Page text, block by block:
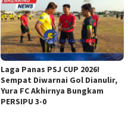
Laga Panas PSJ CUP 2026!
Sempat Diwarnai Gol Dianulir,
Yura FC Akhirnya Bungkam
PERSIPU 3-0